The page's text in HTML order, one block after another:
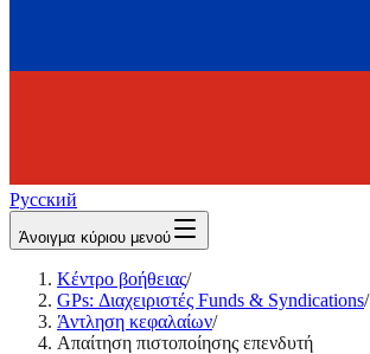
Русский
Άνοιγμα κύριου μενού
Κέντρο βοήθειας/
GPs: Διαχειριστές Funds & Syndications/
Άντληση κεφαλαίων/
Απαίτηση πιστοποίησης επενδυτή